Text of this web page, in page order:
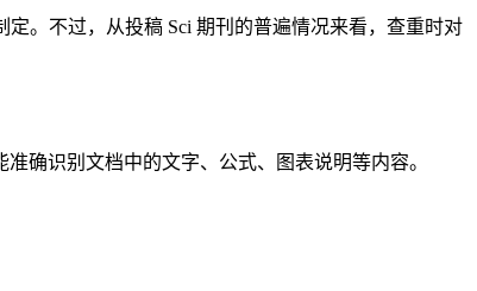
。不过，从投稿 Sci 期刊的普遍情况来看，查重时对
确识别文档中的文字、公式、图表说明等内容。